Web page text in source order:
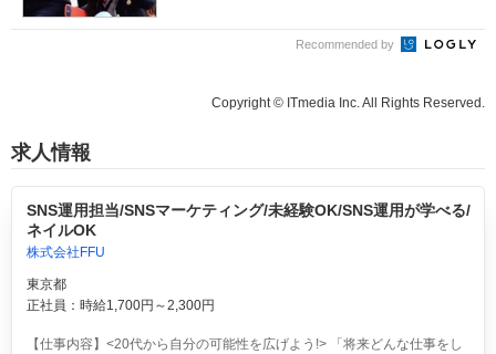
Recommended by
Copyright © ITmedia Inc. All Rights Reserved.
求人情報
SNS運用担当/SNSマーケティング/未経験OK/SNS運用が学べる/
ネイルOK
株式会社FFU
東京都
正社員：時給1,700円～2,300円
【仕事内容】<20代から自分の可能性を広げよう!> 「将来どんな仕事をし